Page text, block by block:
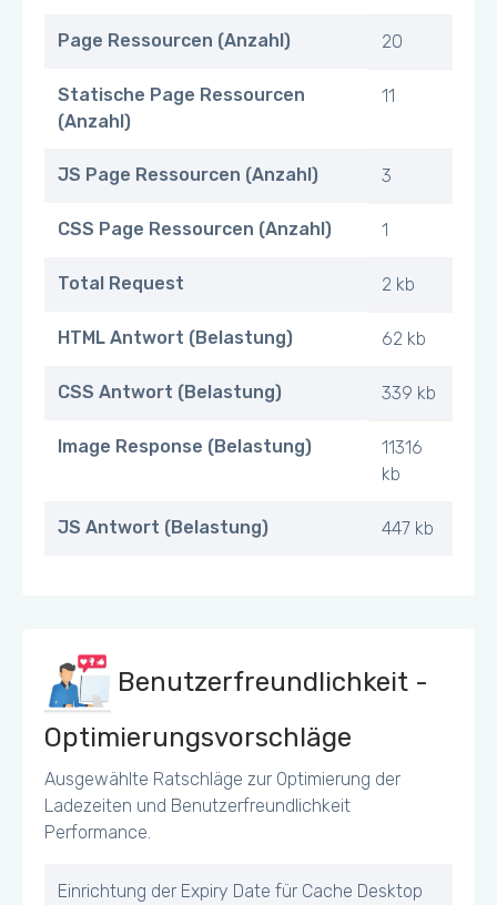
Page Ressourcen (Anzahl) 20
Statische Page Ressourcen
(Anzahl)
11
JS Page Ressourcen (Anzahl) 3
CSS Page Ressourcen (Anzahl) 1
Total Request 2 kb
HTML Antwort (Belastung) 62 kb
CSS Antwort (Belastung) 339 kb
Image Response (Belastung)
11316
kb
JS Antwort (Belastung) 447 kb
Benutzerfreundlichkeit -
Optimierungsvorschläge
Ausgewählte Ratschläge zur Optimierung der
Ladezeiten und Benutzerfreundlichkeit
Performance.
Einrichtung der Expiry Date für Cache Desktop